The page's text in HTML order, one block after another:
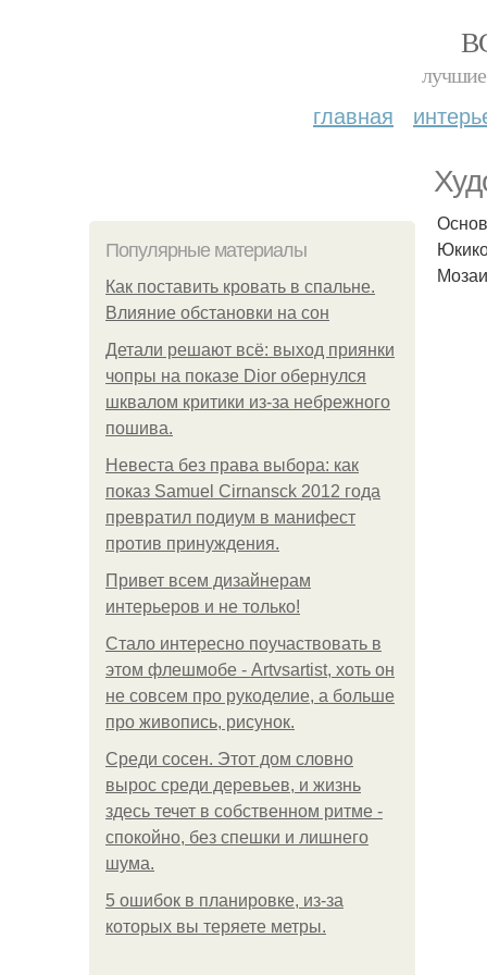
лучшие
главная
Популярные материалы
Как поставить кровать в спальне.
Влияние обстановки на сон
Детали решают всё: выход приянки
чопры на показе Dior обернулся
шквалом критики из-за небрежного
пошива.
Невеста без права выбора: как
показ Samuel Cirnansck 2012 года
превратил подиум в манифест
против принуждения.
Привет всем дизайнерам
интерьеров и не только!
Стало интересно поучаствовать в
этом флешмобе - Artvsartist, хоть он
не совсем про рукоделие, а больше
про живопись, рисунок.
Среди сосен. Этот дом словно
вырос среди деревьев, и жизнь
здесь течет в собственном ритме -
спокойно, без спешки и лишнего
шума.
5 ошибок в планировке, из-за
которых вы теряете метры.